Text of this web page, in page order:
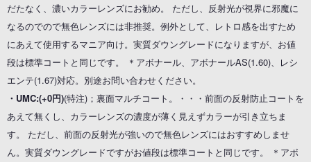
だたなく、濃いカラーレンズにお勧め。 ただし、反射光が視界に邪魔に
なるのでので無色レンズには非推奨。例外として、レトロ感を出すため
にあえて使用するマニア向け。実質ダウングレードになりますが、お値
段は標準コートと同じです。 ＊アボナール、アボナールAS(1.60)、レシ
エンテ(1.67)対応。別途お問い合わせください。
・UMC:(+0円)(特注)；裏面マルチコート。・・・前面の反射防止コートを
あえて無くし、カラーレンズの濃度が薄く見えずカラーが引き立ちま
す。 ただし、前面の反射光が強いので無色レンズにはおすすめしませ
ん。実質ダウングレードですがお値段は標準コートと同じです。 ＊アボ